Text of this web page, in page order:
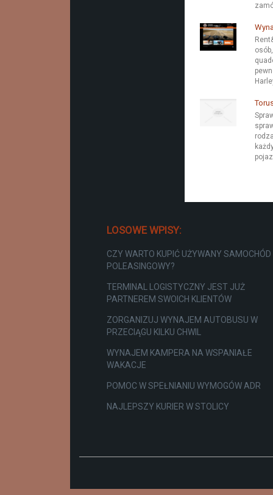
LOSOWE WPISY:
CZY WARTO KUPIĆ UŻYWANY SAMOCHÓD
POLEASINGOWY?
TERMINAL LOGISTYCZNY JEST JUŻ
PARTNEREM SWOICH KLIENTÓW
ZORGANIZUJ WYNAJEM AUTOBUSU W
PRZECIĄGU KILKU CHWIL
WYNAJEM KAMPERA NA WSPANIAŁE
WAKACJE
POMOC W SPEŁNIANIU WYMOGÓW ADR
NAJLEPSZY KURIER W STOLICY